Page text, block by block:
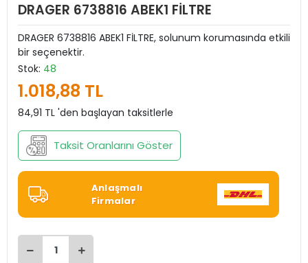
DRAGER 6738816 ABEK1 FİLTRE
DRAGER 6738816 ABEK1 FİLTRE, solunum korumasında etkili
bir seçenektir.
Stok: 48
1.018,88 TL
84,91 TL 'den başlayan taksitlerle
Taksit Oranlarını Göster
Anlaşmalı
Firmalar